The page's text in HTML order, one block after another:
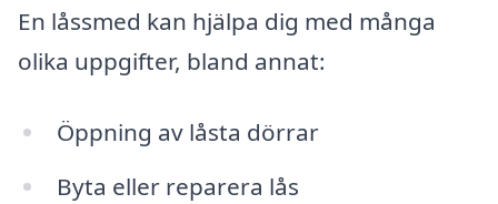
En låssmed kan hjälpa dig med många
olika uppgifter, bland annat:
Öppning av låsta dörrar
Byta eller reparera lås